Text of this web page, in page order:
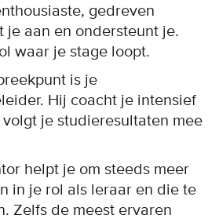
gedreven
je aan en ondersteunt je.
waar je stage loopt.
is je
Hij coacht je intensief
je studieresultaten mee
helpt je om steeds meer
in je rol als leraar en die te
Zelfs de meest ervaren